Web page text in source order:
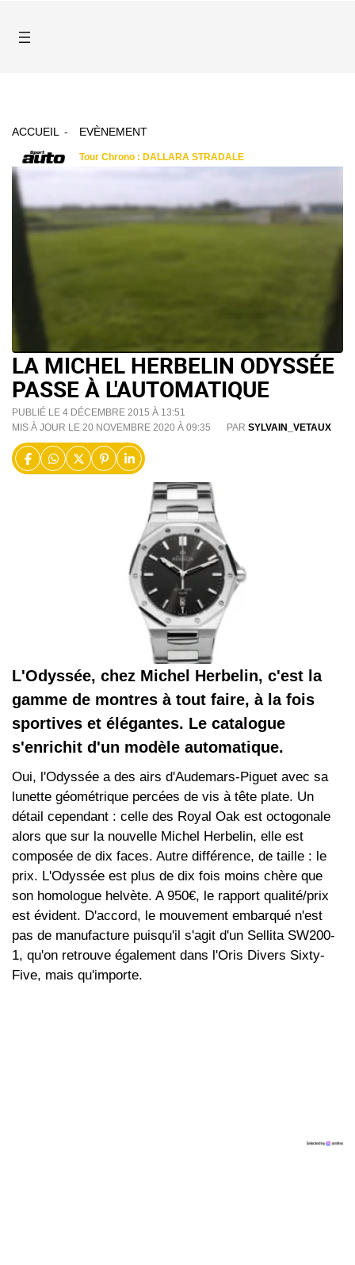
ACCUEIL EVÈNEMENT
LA MICHEL HERBELIN ODYSSÉE
PASSE À L'AUTOMATIQUE
PUBLIÉ LE 4 DÉCEMBRE 2015 À 13:51
MIS À JOUR LE 20 NOVEMBRE 2020 À 09:35
PAR SYLVAIN_VETAUX
L'Odyssée, chez Michel Herbelin, c'est la
gamme de montres à tout faire, à la fois
sportives et élégantes. Le catalogue
s'enrichit d'un modèle automatique.
Oui, l'Odyssée a des airs d'Audemars-Piguet avec sa
lunette géométrique percées de vis à tête plate. Un
détail cependant : celle des Royal Oak est octogonale
alors que sur la nouvelle Michel Herbelin, elle est
composée de dix faces. Autre différence, de taille : le
prix. L'Odyssée est plus de dix fois moins chère que
son homologue helvète. A 950€, le rapport qualité/prix
est évident. D'accord, le mouvement embarqué n'est
pas de manufacture puisqu'il s'agit d'un Sellita SW200-
1, qu'on retrouve également dans l'Oris Divers Sixty-
Five, mais qu'importe.